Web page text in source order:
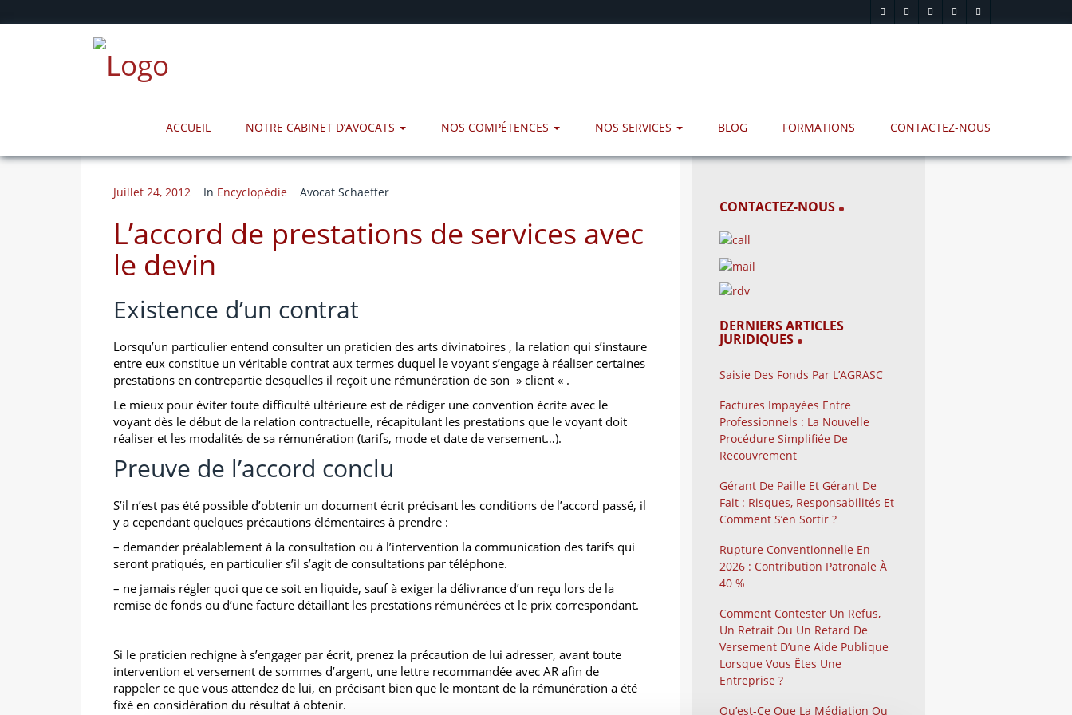
ACCUEIL NOTRE CABINET D’AVOCATS NOS COMPÉTENCES NOS SERVICES BLOG FORMATIONS CONTACTEZ-NOUS
Juillet 24, 2012 In Encyclopédie Avocat Schaeffer
L’accord de prestations de services avec
le devin
Existence d’un contrat
Lorsqu’un particulier entend consulter un praticien des arts divinatoires , la relation qui s’instaure
entre eux constitue un véritable contrat aux termes duquel le voyant s’engage à réaliser certaines
prestations en contrepartie desquelles il reçoit une rémunération de son » client « .
Le mieux pour éviter toute difficulté ultérieure est de rédiger une convention écrite avec le
voyant dès le début de la relation contractuelle, récapitulant les prestations que le voyant doit
réaliser et les modalités de sa rémunération (tarifs, mode et date de versement…).
Preuve de l’accord conclu
S’il n’est pas été possible d’obtenir un document écrit précisant les conditions de l’accord passé, il
y a cependant quelques précautions élémentaires à prendre :
– demander préalablement à la consultation ou à l’intervention la communication des tarifs qui
seront pratiqués, en particulier s’il s’agit de consultations par téléphone.
– ne jamais régler quoi que ce soit en liquide, sauf à exiger la délivrance d’un reçu lors de la
remise de fonds ou d’une facture détaillant les prestations rémunérées et le prix correspondant.
Si le praticien rechigne à s’engager par écrit, prenez la précaution de lui adresser, avant toute
intervention et versement de sommes d’argent, une lettre recommandée avec AR afin de
rappeler ce que vous attendez de lui, en précisant bien que le montant de la rémunération a été
fixé en considération du résultat à obtenir.
CONTACTEZ-NOUS
DERNIERS ARTICLES
JURIDIQUES
Saisie Des Fonds Par L’AGRASC
Factures Impayées Entre
Professionnels : La Nouvelle
Procédure Simplifiée De
Recouvrement
Gérant De Paille Et Gérant De
Fait : Risques, Responsabilités Et
Comment S’en Sortir ?
Rupture Conventionnelle En
2026 : Contribution Patronale À
40 %
Comment Contester Un Refus,
Un Retrait Ou Un Retard De
Versement D’une Aide Publique
Lorsque Vous Êtes Une
Entreprise ?
Qu’est-Ce Que La Médiation Ou